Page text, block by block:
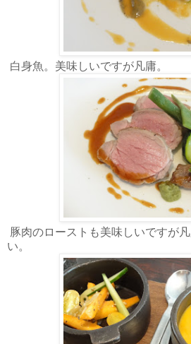
白身魚。美味しいですが凡庸。
豚肉のローストも美味しいですが
い。